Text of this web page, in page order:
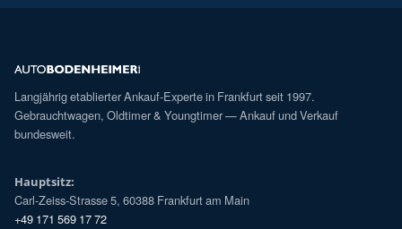
Langjährig etablierter Ankauf-Experte in Frankfurt seit 1997.
Gebrauchtwagen, Oldtimer & Youngtimer — Ankauf und Verkauf
bundesweit.
Hauptsitz:
Carl-Zeiss-Strasse 5, 60388 Frankfurt am Main
+49 171 569 17 72